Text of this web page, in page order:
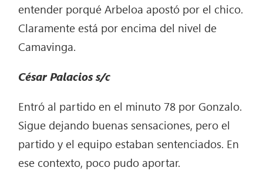
entender porqué Arbeloa apostó por el chico.
Claramente está por encima del nivel de
Camavinga.
César Palacios s/c
Entró al partido en el minuto 78 por Gonzalo.
Sigue dejando buenas sensaciones, pero el
partido y el equipo estaban sentenciados. En
ese contexto, poco pudo aportar.